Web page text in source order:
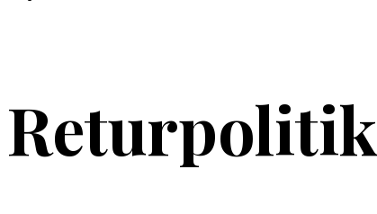
Returpolitik